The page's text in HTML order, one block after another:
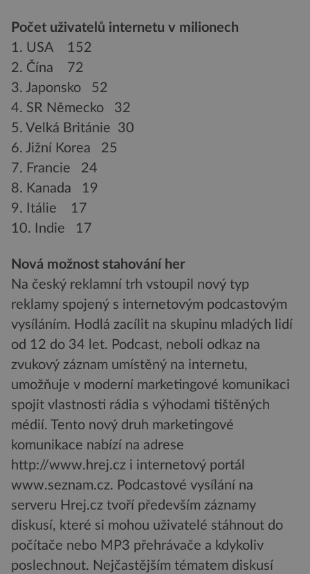
Počet uživatelů internetu v milionech
1. USA 152
2. Čína 72
3. Japonsko 52
4. SR Německo 32
5. Velká Británie 30
6. Jižní Korea 25
7. Francie 24
8. Kanada 19
9. Itálie 17
10. Indie 17
Nová možnost stahování her
Na český reklamní trh vstoupil nový typ
reklamy spojený s internetovým podcastovým
vysíláním. Hodlá zacílit na skupinu mladých lidí
od 12 do 34 let. Podcast, neboli odkaz na
zvukový záznam umístěný na internetu,
umožňuje v moderní marketingové komunikaci
spojit vlastnosti rádia s výhodami tištěných
médií. Tento nový druh marketingové
komunikace nabízí na adrese
http://www.hrej.cz i internetový portál
www.seznam.cz. Podcastové vysílání na
serveru Hrej.cz tvoří především záznamy
diskusí, které si mohou uživatelé stáhnout do
počítače nebo MP3 přehrávače a kdykoliv
poslechnout. Nejčastějším tématem diskusí